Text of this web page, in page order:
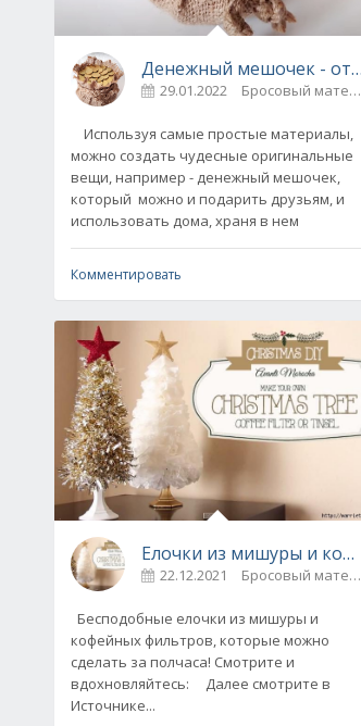
Денежный мешочек -
29.01.2022 Бросовый
Используя самые простые материалы,
можно создать чудесные оригинальные
вещи, например - денежный мешочек,
который можно и подарить друзьям, и
использовать дома, храня в нем
Комментировать
Елочки из мишуры и
22.12.2021
Бесподобные елочки из мишуры и
кофейных фильтров, которые можно
сделать за полчаса! Смотрите и
вдохновляйтесь: Далее смотрите в
Источнике...